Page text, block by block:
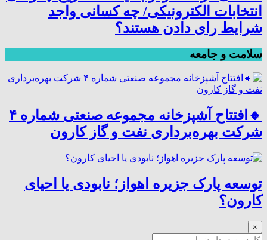
انتخابات الکترونیکی/ چه کسانی واجد
شرایط رای دادن هستند؟
سلامت و جامعه
🔸افتتاح آشپزخانه مجموعه صنعتی شماره ۴
شرکت بهره‌برداری نفت و گاز کارون
توسعه پارک جزیره اهواز؛ نابودی یا احیای
کارون؟
×